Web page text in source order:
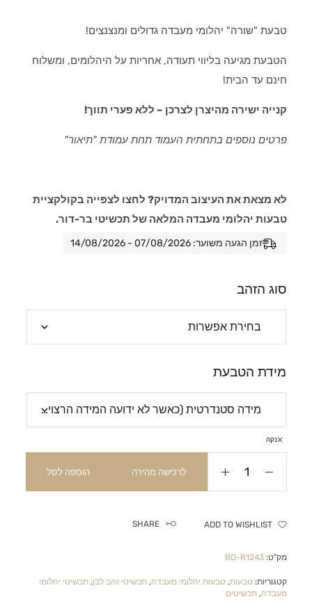
טבעת "שורה" יהלומי מעבדה גדולים ומנצנצים!
הטבעת מגיעה בליווי תעודה, אחריות על היהלומים, ומשלוח
חינם עד הבית!
קנייה ישירה מהיצרן לצרכן – ללא פערי תווך!
פרטים נוספים בתחתית העמוד תחת עמודת "תיאור"
לא מצאת את העיצוב המדויק? לחצו לצפייה בקולקציית
טבעות יהלומי מעבדה המלאה של תכשיטי בר-דור.
זמן הגעה משוער: 07/08/2026 - 14/08/2026
סוג הזהב
מידת הטבעת
נקה
לרכישה מהירה הוספה לסל
ADD TO WISHLIST
SHARE
מק"ט:BD-R1243
קטגוריות: טבעות, טבעות יהלומי מעבדה,תכשיטי זהב לבן,תכשיטי יהלומי
מעבדה,תכשיטים